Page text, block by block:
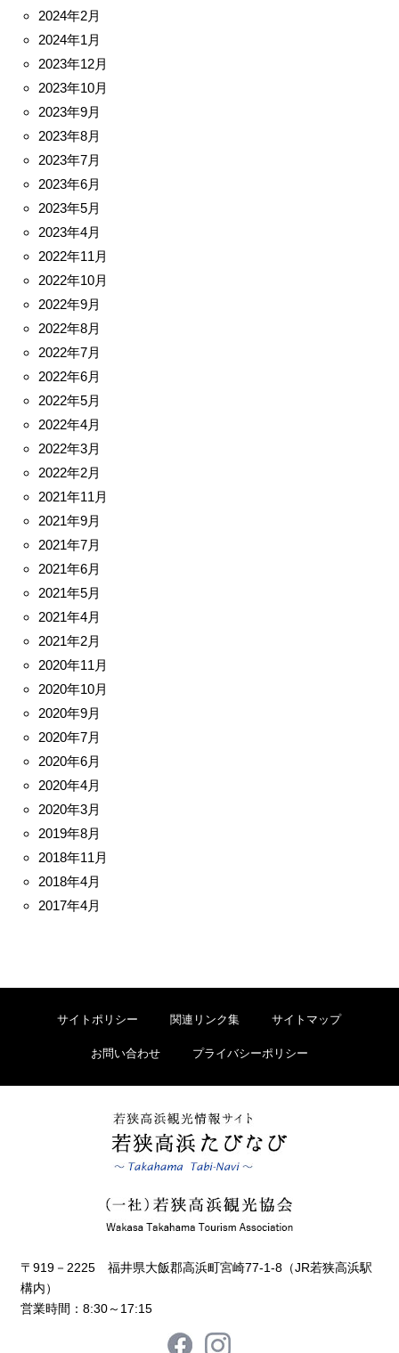
2024年2月
2024年1月
2023年12月
2023年10月
2023年9月
2023年8月
2023年7月
2023年6月
2023年5月
2023年4月
2022年11月
2022年10月
2022年9月
2022年8月
2022年7月
2022年6月
2022年5月
2022年4月
2022年3月
2022年2月
2021年11月
2021年9月
2021年7月
2021年6月
2021年5月
2021年4月
2021年2月
2020年11月
2020年10月
2020年9月
2020年7月
2020年6月
2020年4月
2020年3月
2019年8月
2018年11月
2018年4月
2017年4月
サイトポリシー 関連リンク集 サイトマップ
お問い合わせ プライバシーポリシー
〒919－2225 福井県大飯郡高浜町宮崎77-1-8（JR若狭高浜駅
構内）
営業時間：8:30～17:15